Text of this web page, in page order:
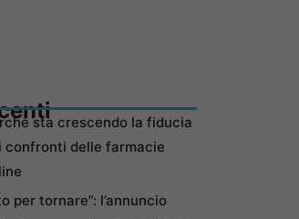
sta crescendo la fiducia
confronti delle farmacie
per tornare”: l’annuncio